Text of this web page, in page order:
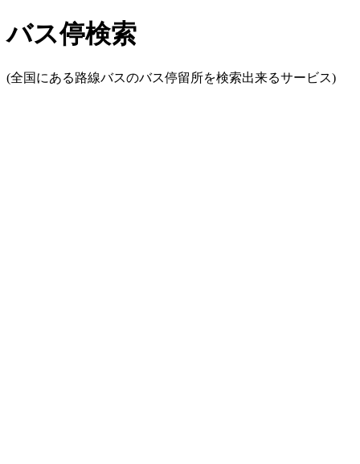
バス停検索
(全国にある路線バスのバス停留所を検索出来るサービス)